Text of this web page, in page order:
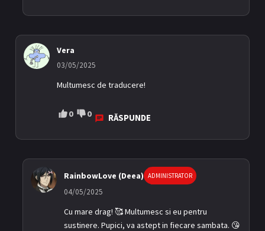
Vera
03/05/2025
Multumesc de traducere!
0 0 RĂSPUNDE
RainbowLove (Deea) ADMINISTRATOR
04/05/2025
Cu mare drag! 🥰 Multumesc si eu pentru
sustinere. Pupici, va astept in fiecare sambata. 😘